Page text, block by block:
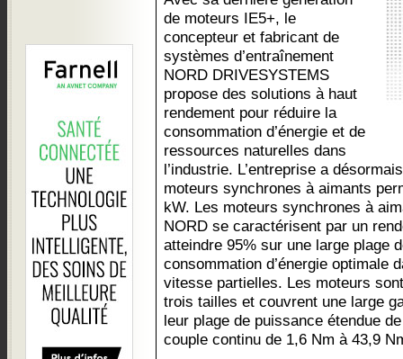
de moteurs IE5+, le
concepteur et fabricant de
systèmes d’entraînement
NORD DRIVESYSTEMS
propose des solutions à haut
rendement pour réduire la
consommation d’énergie et de
ressources naturelles dans
l’industrie. L’entreprise a
moteurs synchrones à aimants
kW. Les moteurs synchrones à
NORD se caractérisent par un
atteindre 95% sur une large plage
consommation d’énergie optimale
vitesse partielles. Les moteurs
trois tailles et couvrent une large
leur plage de puissance étendue
couple continu de 1,6 Nm à 43,9